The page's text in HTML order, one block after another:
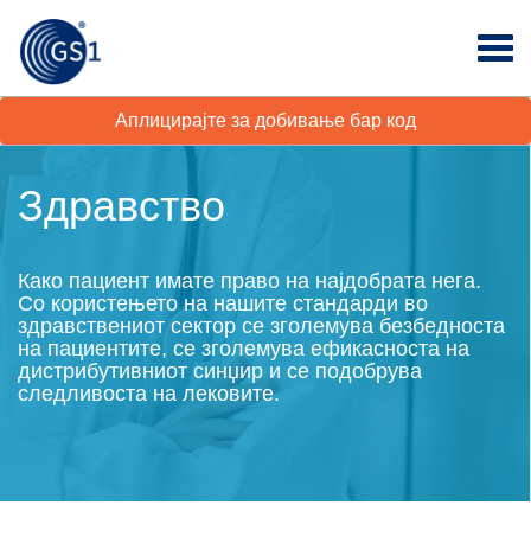
Аплицирајте за добивање бар код
Здравство
Како пациент имате право на најдобрата нега.
Со користењето на нашите стандарди во
здравствениот сектор се зголемува безбедноста
на пациентите, се зголемува ефикасноста на
дистрибутивниот синџир и се подобрува
следливоста на лековите.